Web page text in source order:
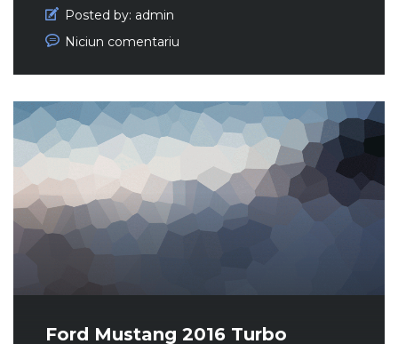
Posted by: admin
Niciun comentariu
Ford Mustang 2016 Turbo